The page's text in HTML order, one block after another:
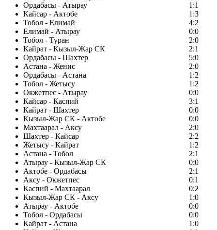
Ордабасы - Атырау
1:1
Кайсар - Актобе
1:3
Тобол - Елимай
4:2
Елимай - Атырау
0:0
Тобол - Туран
2:0
Кайрат - Кызыл-Жар СК
2:1
Ордабасы - Шахтер
5:0
Астана - Женис
2:0
Ордабасы - Астана
1:2
Тобол - Жетысу
1:2
Окжетпес - Атырау
0:0
Кайсар - Каспий
3:1
Кайрат - Шахтер
0:0
Кызыл-Жар СК - Актобе
0:0
Махтаарал - Аксу
2:0
Шахтер - Кайсар
2:2
Жетысу - Кайрат
1:2
Астана - Тобол
2:1
Атырау - Кызыл-Жар СК
0:0
Актобе - Ордабасы
2:1
Аксу - Окжетпес
0:1
Каспий - Махтаарал
0:2
Кызыл-Жар СК - Аксу
1:0
Атырау - Актобе
0:0
Тобол - Ордабасы
0:0
Кайрат - Астана
1:0